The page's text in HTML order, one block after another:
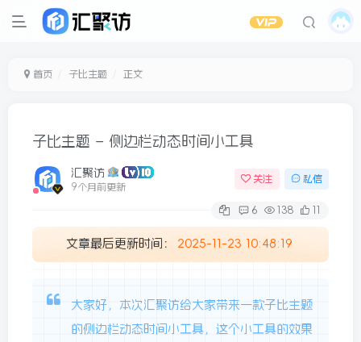
首页 子比主题 正文
子比主题 – 侧边栏动态时间小工具
汇聚访
9个月前更新
关注 私信
6 138 11
文章最后更新时间： 2025-11-23 10:48:19
大家好，本次汇聚访给大家带来一款子比主题
的侧边栏动态时间小工具，这个小工具的效果